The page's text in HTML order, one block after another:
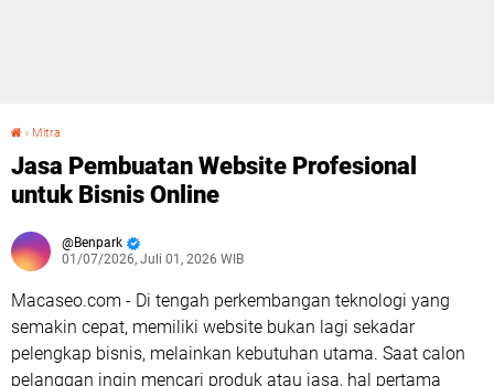
› Mitra
Jasa Pembuatan Website Profesional
untuk Bisnis Online
Benpark
01/07/2026, Juli 01, 2026 WIB
Macaseo.com - Di tengah perkembangan teknologi yang
semakin cepat, memiliki website bukan lagi sekadar
pelengkap bisnis, melainkan kebutuhan utama. Saat calon
pelanggan ingin mencari produk atau jasa, hal pertama